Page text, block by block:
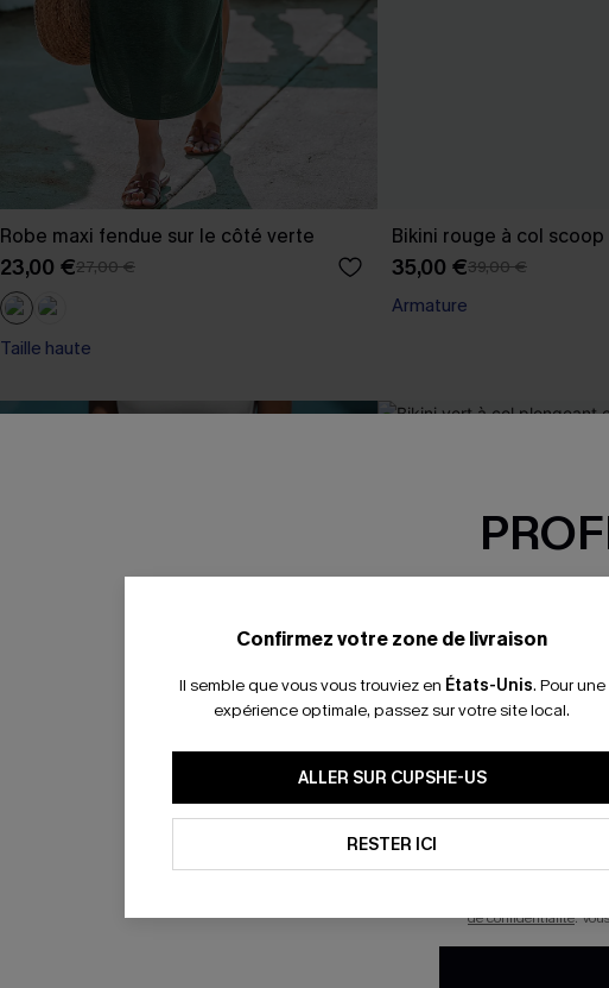
Robe maxi fendue sur le côté verte
23,00 €27,00 €
Taille haute
Bikini rouge à col scoop
35,00 €39,00 €
Armature
Confirmez votre zone de livraison
Il semble que vous vous trouviez en États-Unis. Pour une
expérience optimale, passez sur votre site local.
ALLER SUR CUPSHE-US
RESTER ICI
-15%
*Un code par
En soumettant votre
mails marketing (y
reconnaissez avoir
pouvons utiliser les
technologies de
savoir si ceux-ci ont
personnaliser nos
produits susceptibles
de confidentialité.